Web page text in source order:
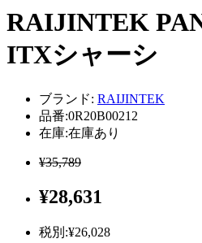
RAIJINTEK
ITXシャーシ
ブランド: RAIJINTEK
品番:0R20B00212
在庫:在庫あり
¥35,789
¥28,631
税別:¥26,028